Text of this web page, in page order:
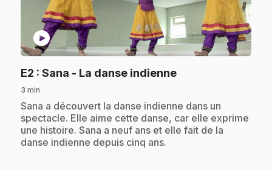
play_circle
E2 : Sana - La danse indienne.
3 min
.Sana a découvert la danse indienne dans un
spectacle. Elle aime cette danse, car elle exprime
une histoire. Sana a neuf ans et elle fait de la
danse indienne depuis cinq ans.